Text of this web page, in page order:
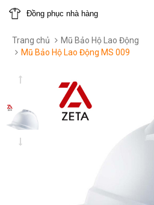
Đồng phục nhà hàng
Trang chủ
Mũ Bảo Hộ Lao Động
Mũ Bảo Hộ Lao Động MS 009